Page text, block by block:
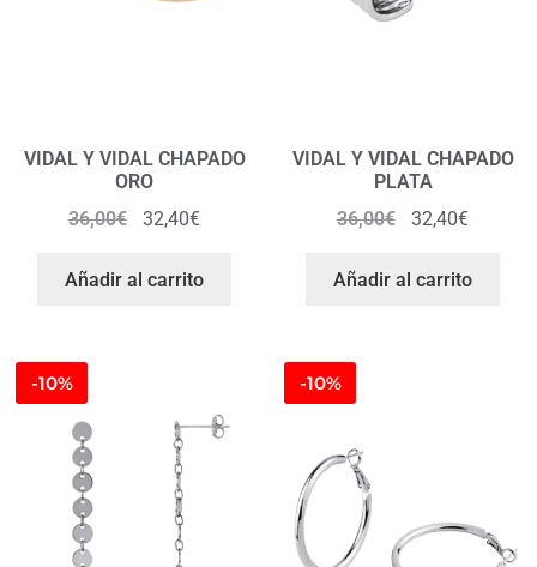
VIDAL Y VIDAL CHAPADO
ORO
36,00€ 32,40€
Añadir al carrito
VIDAL Y VIDAL CHAPADO
PLATA
36,00€ 32,40€
Añadir al carrito
-10% -10%